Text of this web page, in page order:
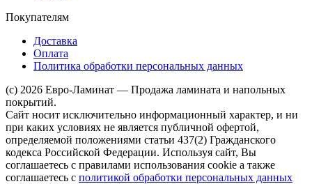
Покупателям
Доставка
Оплата
Политика обработки персональных данных
(c) 2026 Евро-Ламинат — Продажа ламината и напольных
покрытий.
Сайт носит исключительно информационный характер, и ни
при каких условиях не является публичной офертой,
определяемой положениями статьи 437(2) Гражданского
кодекса Российской Федерации. Используя сайт, Вы
соглашаетесь с правилами использования cookie а также
соглашаетесь с политикой обработки персональных данных